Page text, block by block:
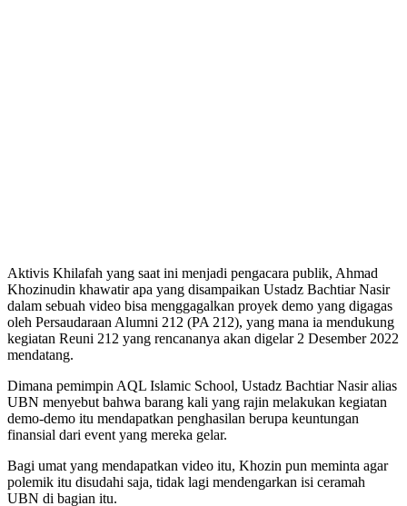
Aktivis Khilafah yang saat ini menjadi pengacara publik, Ahmad
Khozinudin khawatir apa yang disampaikan Ustadz Bachtiar Nasir
dalam sebuah video bisa menggagalkan proyek demo yang digagas
oleh Persaudaraan Alumni 212 (PA 212), yang mana ia mendukung
kegiatan Reuni 212 yang rencananya akan digelar 2 Desember 2022
mendatang.
Dimana pemimpin AQL Islamic School, Ustadz Bachtiar Nasir alias
UBN menyebut bahwa barang kali yang rajin melakukan kegiatan
demo-demo itu mendapatkan penghasilan berupa keuntungan
finansial dari event yang mereka gelar.
Bagi umat yang mendapatkan video itu, Khozin pun meminta agar
polemik itu disudahi saja, tidak lagi mendengarkan isi ceramah
UBN di bagian itu.